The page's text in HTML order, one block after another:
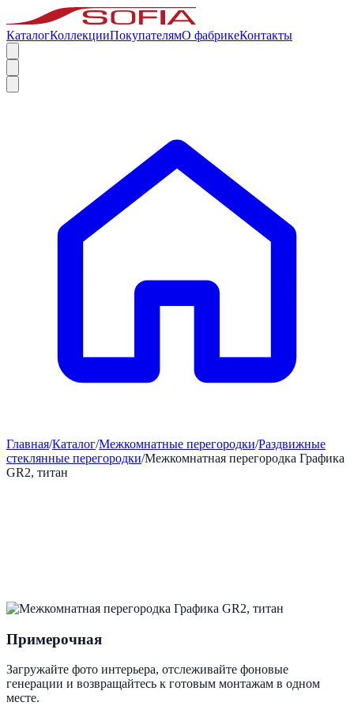
КаталогКоллекцииПокупателямО фабрикеКонтакты
Главная/Каталог/Межкомнатные перегородки/Раздвижные
стеклянные перегородки/Межкомнатная перегородка Графика
GR2, титан
Примерочная
Загружайте фото интерьера, отслеживайте фоновые
генерации и возвращайтесь к готовым монтажам в одном
месте.